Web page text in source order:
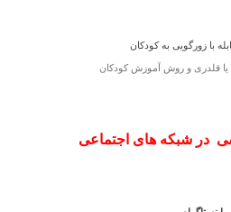
با زورگویی به کودکان
در شبکه های اجتماعی